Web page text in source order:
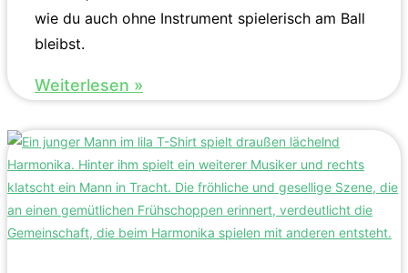
wie du auch ohne Instrument spielerisch am Ball
bleibst.
Weiterlesen »